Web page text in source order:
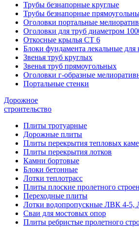
Трубы безнапорные круглые
Трубы безнапорные
Оголовки портальные
Оголовки для труб диаметром
Откосные крылья СТ 6
Блоки фундамента лекальные для
Звенья труб круглых
Звенья труб прямоугольных
Оголовки г-образные
Портальные стенки
Дорожное
строительство
Плиты тротуарные
Дорожные плиты
Плиты перекрытия тепловых
Плиты перекрытия лотков
Камни бортовые
Блоки бетонные
Лотки теплотрасс
Плиты плоские пролетного
Переходные плиты
Лотки водопропускные ЛВК 4-5,
Сваи для мостовых опор
Плиты ребристые пролетного